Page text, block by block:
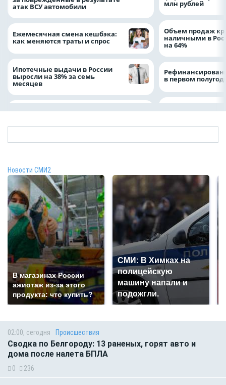
атак ВСУ автомобили
Ежемесячная смена кешбэка:
как меняются траты и спрос
Ипотечные выдачи в России
выросли на 38% за семь
месяцев
млн рублей
Объем продаж
наличными в
на 64%
в первом
Новости СМИ2
В магазинах России
ажиотаж из-за этого
продукта: что купить?
СМИ: В Химках на
полицейскую
машину напали и
подожгли.
02:00, сегодня Происшествия
Сводка по Белгороду: 13 раненых, горят авто и
дома после налета БПЛА
0 236